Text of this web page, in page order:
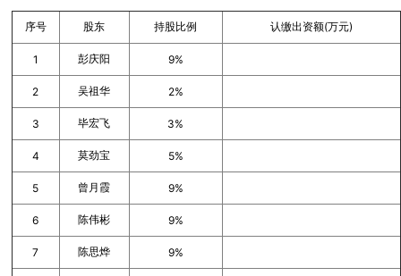
序号 股东 持股比例 认缴出资额(万元)
1 彭庆阳 9%
2 吴祖华 2%
3 毕宏飞 3%
4 莫劲宝 5%
5 曾月霞 9%
6 陈伟彬 9%
7 陈思烨 9%